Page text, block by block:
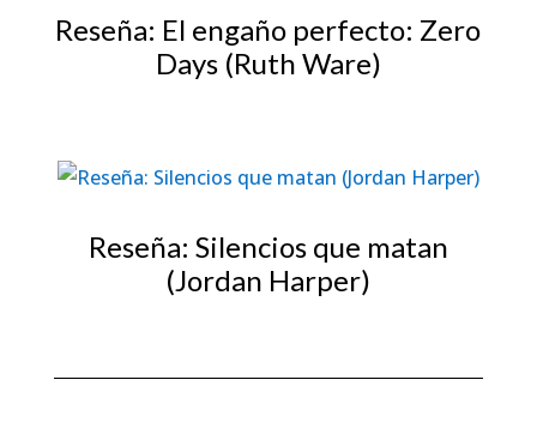
Reseña: El engaño perfecto: Zero
Days (Ruth Ware)
Reseña: Silencios que matan
(Jordan Harper)